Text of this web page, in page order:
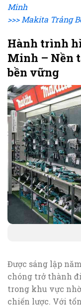
Minh
>>> Makita Trảng
Hành trình
Minh – Nền
bền vững
Được sáng lập
chóng trở thành
trong khu vực
chiến lược. Với